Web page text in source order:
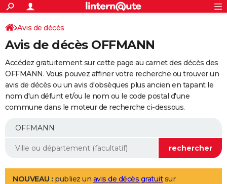
ACTUALITÉS
Politique
Société
Faits Divers
Education
Monde
Villes
+
SPORT
Coupe du monde 2026
Football
Tennis
Cyclisme
Rugby
Forum
Programme TV
TNT
Streaming
Cinéma
Sorties cinéma
Musique
+
FINANCE
Retraite
Epargne
Immobilier
Risques naturels par ville
Banque
Assurance
AUTO
Essais
Réserver un essai
Citadines
Berlines
SUV
Forum auto
+
Mobiles
Meilleur smartphone
Internet
Ordinateurs
Jeux vidéo
Guide high-tech
Aménagement intérieur
LIFESTYLE
Avis de décès
Avis de décès OFFMANN
Accédez gratuitement sur cette page au carnet des décès des
OFFMANN. Vous pouvez affiner votre recherche ou trouver un
avis de décès ou un avis d'obsèques plus ancien en tapant le
nom d'un défunt et/ou le nom ou le code postal d'une
commune dans le moteur de recherche ci-dessous.
NOUVEAU : publiez un avis de décès gratuitsur